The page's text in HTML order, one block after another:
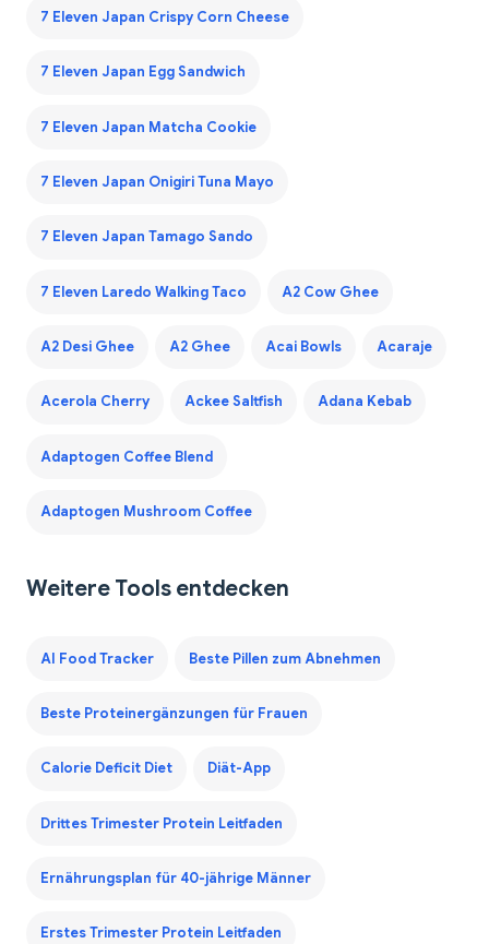
7 Eleven Japan Crispy Corn Cheese
7 Eleven Japan Egg Sandwich
7 Eleven Japan Matcha Cookie
7 Eleven Japan Onigiri Tuna Mayo
7 Eleven Japan Tamago Sando
7 Eleven Laredo Walking Taco A2 Cow Ghee
A2 Desi Ghee A2 Ghee Acai Bowls Acaraje
Acerola Cherry Ackee Saltfish Adana Kebab
Adaptogen Coffee Blend
Adaptogen Mushroom Coffee
Weitere Tools entdecken
AI Food Tracker Beste Pillen zum Abnehmen
Beste Proteinergänzungen für Frauen
Calorie Deficit Diet Diät-App
Drittes Trimester Protein Leitfaden
Ernährungsplan für 40-jährige Männer
Erstes Trimester Protein Leitfaden